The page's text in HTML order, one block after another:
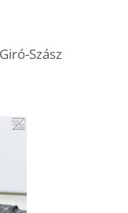
Giró-Szász